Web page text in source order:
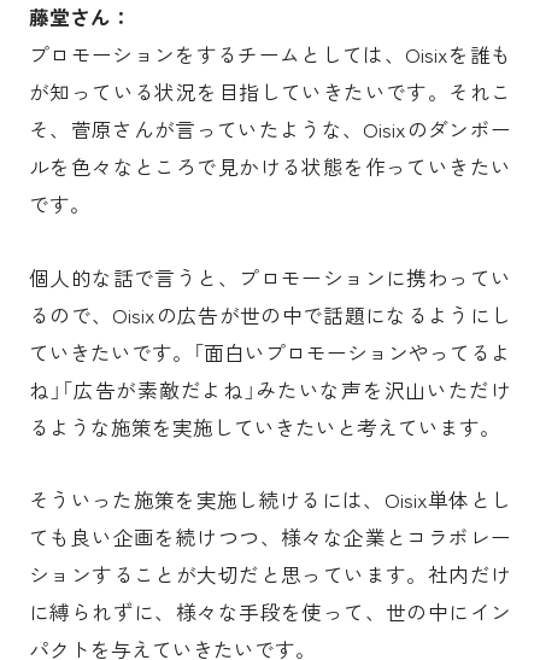
藤堂さん：
プロモーションをするチームとしては、Oisixを誰も
が知っている状況を目指していきたいです。それこ
そ、菅原さんが言っていたような、Oisixのダンボー
ルを色々なところで見かける状態を作っていきたい
です。
個人的な話で言うと、プロモーションに携わってい
るので、Oisixの広告が世の中で話題になるようにし
ていきたいです。「面白いプロモーションやってるよ
ね」「広告が素敵だよね」みたいな声を沢山いただけ
るような施策を実施していきたいと考えています。
そういった施策を実施し続けるには、Oisix単体とし
ても良い企画を続けつつ、様々な企業とコラボレー
ションすることが大切だと思っています。社内だけ
に縛られずに、様々な手段を使って、世の中にイン
パクトを与えていきたいです。